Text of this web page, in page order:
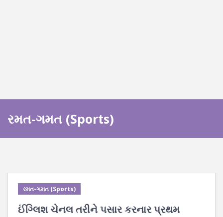
રમત-ગમત (Sports)
રમત-ગમત (Sports)
ઈંગ્લિશ ચેનલ તરીને પસાર કરનાર પ્રથમ